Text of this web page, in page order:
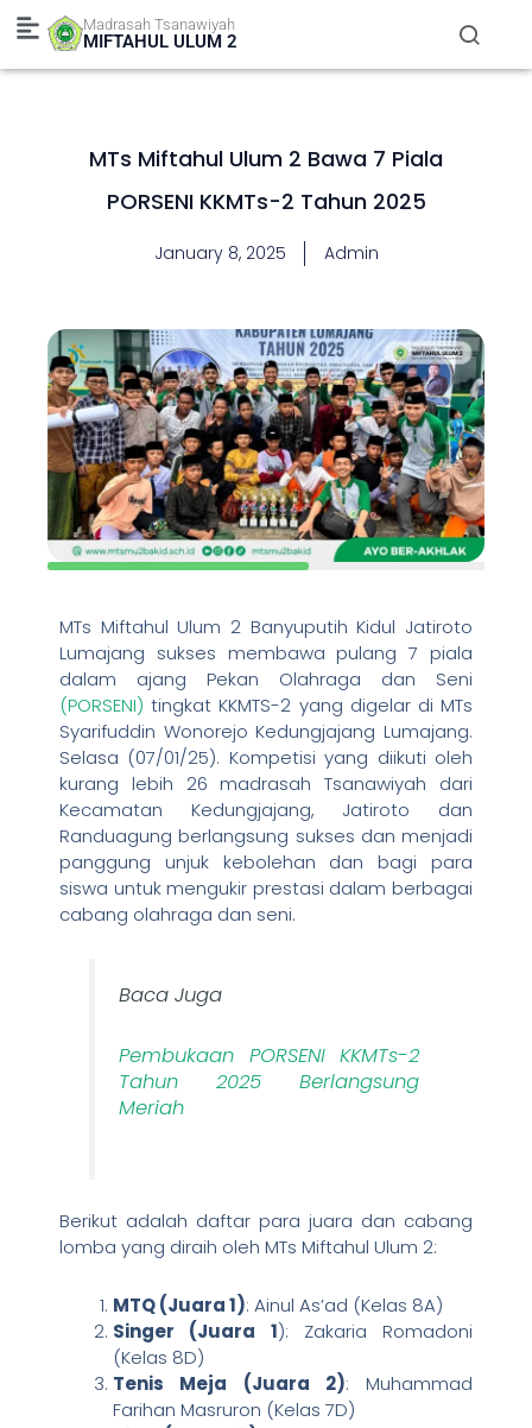
Skip
content
Madrasah Tsanawiyah
MIFTAHUL ULUM 2
MTs Miftahul Ulum 2 Bawa 7 Piala
PORSENI KKMTs-2 Tahun 2025
January 8, 2025 Admin
MTs Miftahul Ulum 2 Banyuputih Kidul Jatiroto
Lumajang sukses membawa pulang 7 piala
dalam ajang Pekan Olahraga dan Seni
(PORSENI) tingkat KKMTS-2 yang digelar di MTs
Syarifuddin Wonorejo Kedungjajang Lumajang.
Selasa (07/01/25). Kompetisi yang diikuti oleh
kurang lebih 26 madrasah Tsanawiyah dari
Kecamatan Kedungjajang, Jatiroto dan
Randuagung berlangsung sukses dan menjadi
panggung unjuk kebolehan dan bagi para
siswa untuk mengukir prestasi dalam berbagai
cabang olahraga dan seni.
Baca Juga
Pembukaan PORSENI KKMTs-2
Tahun 2025 Berlangsung
Meriah
Berikut adalah daftar para juara dan cabang
lomba yang diraih oleh MTs Miftahul Ulum 2:
MTQ (Juara 1): Ainul As’ad (Kelas 8A)
Singer (Juara 1): Zakaria Romadoni
(Kelas 8D)
Tenis Meja (Juara 2): Muhammad
Farihan Masruron (Kelas 7D)